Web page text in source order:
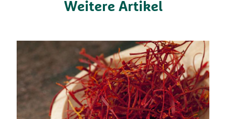
Weitere Artikel